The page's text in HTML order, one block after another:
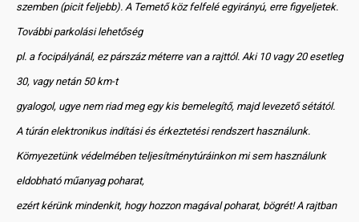
szemben (picit feljebb). A Temető köz felfelé egyirányú, erre figyeljetek.
További parkolási lehetőség
pl. a focipályánál, ez párszáz méterre van a rajttól. Aki 10 vagy 20 esetleg
30, vagy netán 50 km-t
gyalogol, ugye nem riad meg egy kis bemelegítő, majd levezető sétától.
A túrán elektronikus indítási és érkeztetési rendszert használunk.
Környezetünk védelmében teljesítménytúráinkon mi sem használunk
eldobható műanyag poharat,
ezért kérünk mindenkit, hogy hozzon magával poharat, bögrét! A rajtban